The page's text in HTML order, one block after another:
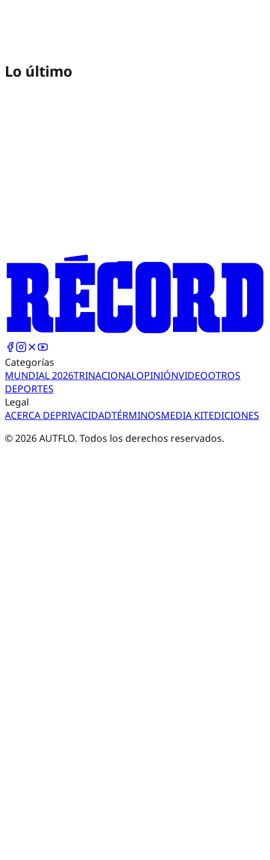
Lo último
Categorías
MUNDIAL 2026TRINACIONALOPINIÓNVIDEOOTROS
DEPORTES
Legal
ACERCA DEPRIVACIDADTÉRMINOSMEDIA KITEDICIONES
©2026AUTFLO. Todos los derechos reservados.